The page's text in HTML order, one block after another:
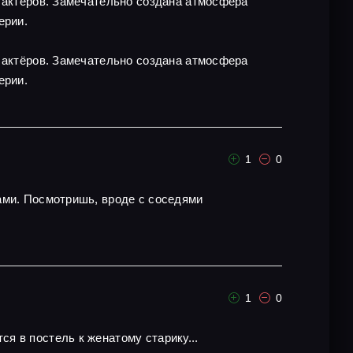
Замечательно создана атмосфера
1 0
Посмотришь, вроде с соседями
1 0
в постель к женатому старику...